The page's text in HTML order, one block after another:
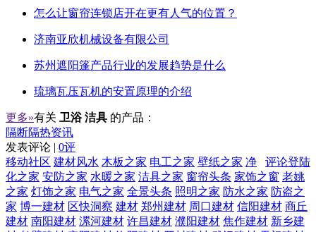
怎么让窗帘连锁店开在更有人气的位置？
济南亚欣机械设备有限公司
苏州遮阳篷产品行业的发展趋势是什么
琉璃瓦压瓦机的安置原理的介绍
更多»有关 卫浴 洁具 的产品：
隔断隔热资讯
发表评论 | 0评
评论登陆
移动社区 建材风水 木板之家 电工之家 壁纸之家 净
化之家 安防之家 水暖之家 洁具之家 窗帘头条 家饰之窗 老姚
之家 灯饰之家 电气之家 全景头条 照明之家 防水之家 防盗之
家 博一建材 区快洞察 建材 郑州建材 周口建材 信阳建材 商丘
建材 南阳建材 漯河建材 许昌建材 濮阳建材 焦作建材 新乡建